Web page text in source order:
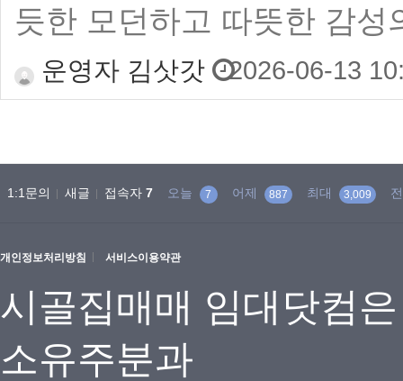
듯한 모던하고 따뜻한 감
운영자 김삿갓 2026-06-13
1:1문의 새글 접속자 7 오늘 7 어제 887 최대 3,009
개인정보처리방침 서비스이용약관
시골집매매 임대닷컴
소유주분과